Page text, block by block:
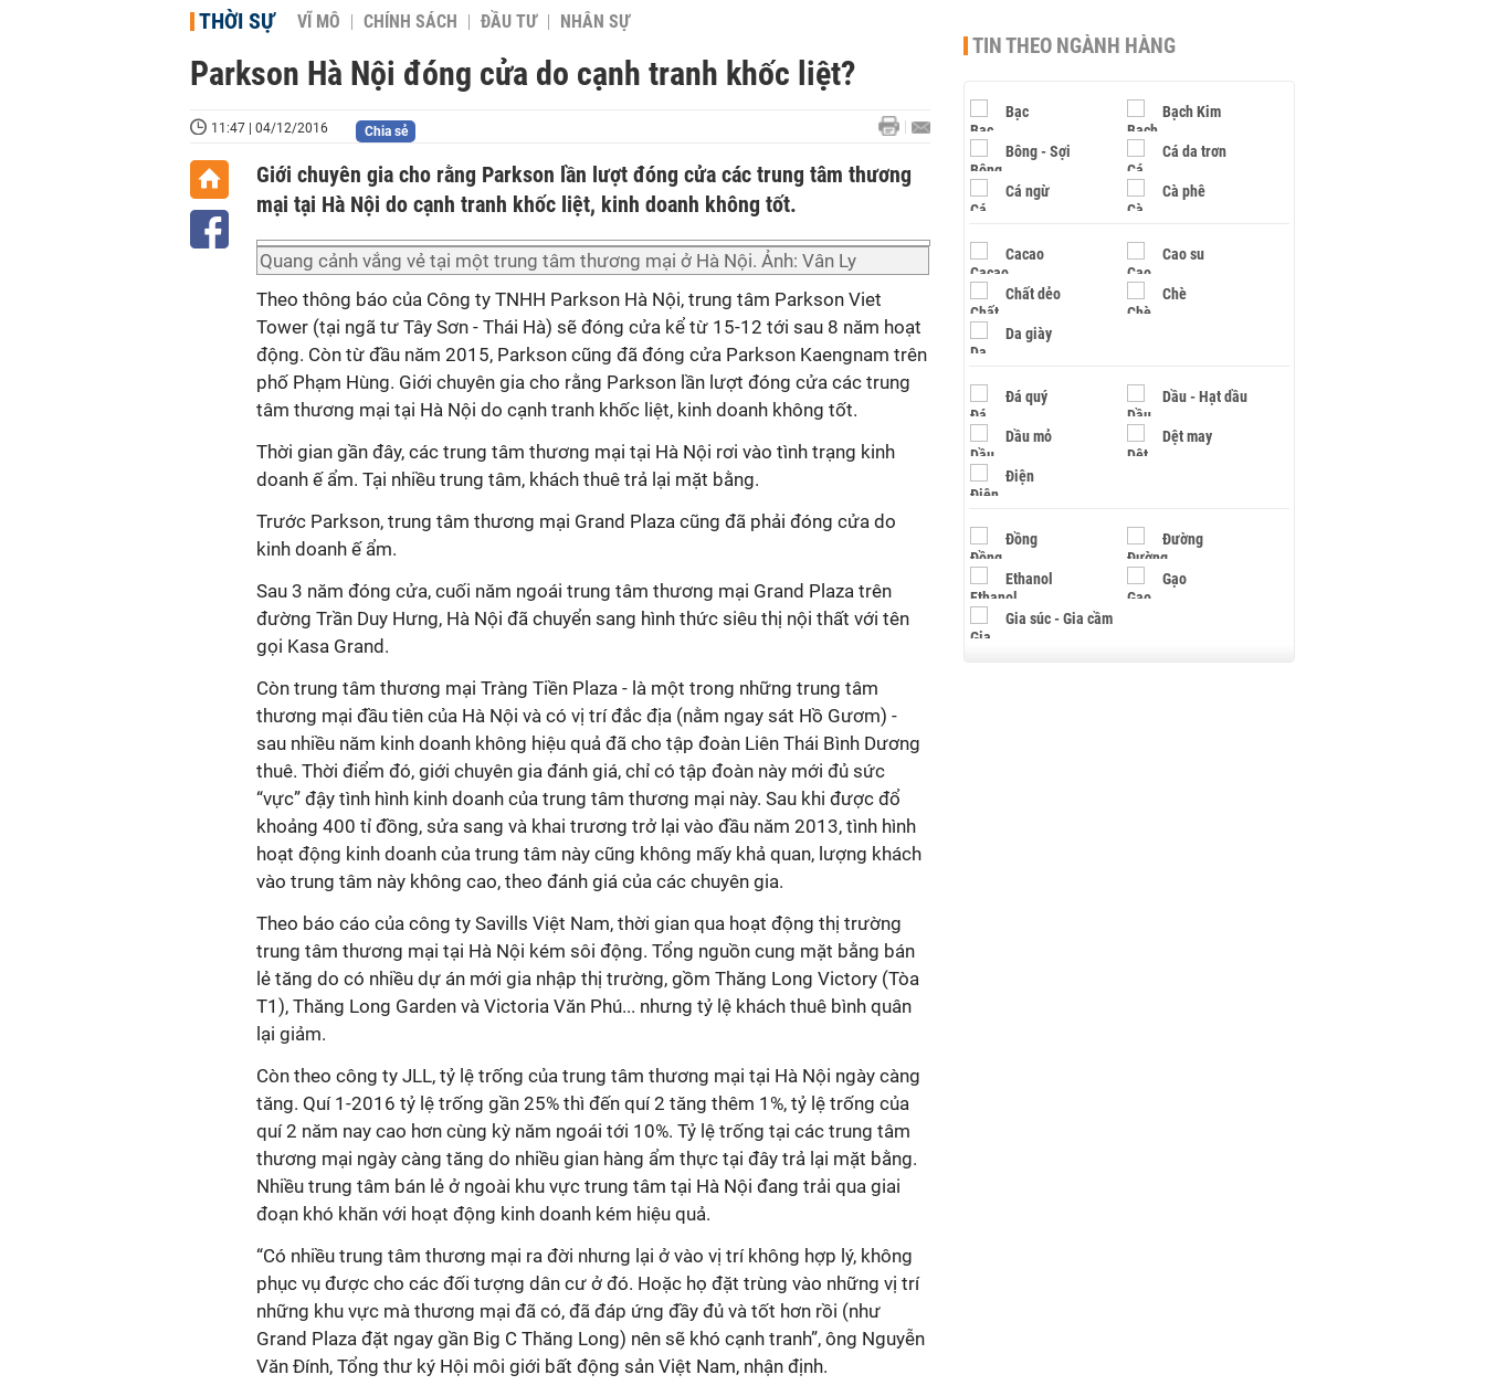
THỜI SỰ VĨ MÔ CHÍNH SÁCH ĐẦU TƯ NHÂN SỰ
Parkson Hà Nội đóng cửa do cạnh tranh khốc liệt?
11:47 | 04/12/2016 Chia sẻ
Giới chuyên gia cho rằng Parkson lần lượt đóng cửa các trung tâm thương
mại tại Hà Nội do cạnh tranh khốc liệt, kinh doanh không tốt.
Quang cảnh vắng vẻ tại một trung tâm thương mại ở Hà Nội. Ảnh: Vân Ly
Theo thông báo của Công ty TNHH Parkson Hà Nội, trung tâm Parkson Viet
Tower (tại ngã tư Tây Sơn - Thái Hà) sẽ đóng cửa kể từ 15-12 tới sau 8 năm hoạt
động. Còn từ đầu năm 2015, Parkson cũng đã đóng cửa Parkson Kaengnam trên
phố Phạm Hùng. Giới chuyên gia cho rằng Parkson lần lượt đóng cửa các trung
tâm thương mại tại Hà Nội do cạnh tranh khốc liệt, kinh doanh không tốt.
Thời gian gần đây, các trung tâm thương mại tại Hà Nội rơi vào tình trạng kinh
doanh ế ẩm. Tại nhiều trung tâm, khách thuê trả lại mặt bằng.
Trước Parkson, trung tâm thương mại Grand Plaza cũng đã phải đóng cửa do
kinh doanh ế ẩm.
Sau 3 năm đóng cửa, cuối năm ngoái trung tâm thương mại Grand Plaza trên
đường Trần Duy Hưng, Hà Nội đã chuyển sang hình thức siêu thị nội thất với tên
gọi Kasa Grand.
Còn trung tâm thương mại Tràng Tiền Plaza - là một trong những trung tâm
thương mại đầu tiên của Hà Nội và có vị trí đắc địa (nằm ngay sát Hồ Gươm) -
sau nhiều năm kinh doanh không hiệu quả đã cho tập đoàn Liên Thái Bình Dương
thuê. Thời điểm đó, giới chuyên gia đánh giá, chỉ có tập đoàn này mới đủ sức
“vực” đậy tình hình kinh doanh của trung tâm thương mại này. Sau khi được đổ
khoảng 400 tỉ đồng, sửa sang và khai trương trở lại vào đầu năm 2013, tình hình
hoạt động kinh doanh của trung tâm này cũng không mấy khả quan, lượng khách
vào trung tâm này không cao, theo đánh giá của các chuyên gia.
Theo báo cáo của công ty Savills Việt Nam, thời gian qua hoạt động thị trường
trung tâm thương mại tại Hà Nội kém sôi động. Tổng nguồn cung mặt bằng bán
lẻ tăng do có nhiều dự án mới gia nhập thị trường, gồm Thăng Long Victory (Tòa
T1), Thăng Long Garden và Victoria Văn Phú... nhưng tỷ lệ khách thuê bình quân
lại giảm.
Còn theo công ty JLL, tỷ lệ trống của trung tâm thương mại tại Hà Nội ngày càng
tăng. Quí 1-2016 tỷ lệ trống gần 25% thì đến quí 2 tăng thêm 1%, tỷ lệ trống của
quí 2 năm nay cao hơn cùng kỳ năm ngoái tới 10%. Tỷ lệ trống tại các trung tâm
thương mại ngày càng tăng do nhiều gian hàng ẩm thực tại đây trả lại mặt bằng.
Nhiều trung tâm bán lẻ ở ngoài khu vực trung tâm tại Hà Nội đang trải qua giai
đoạn khó khăn với hoạt động kinh doanh kém hiệu quả.
“Có nhiều trung tâm thương mại ra đời nhưng lại ở vào vị trí không hợp lý, không
phục vụ được cho các đối tượng dân cư ở đó. Hoặc họ đặt trùng vào những vị trí
những khu vực mà thương mại đã có, đã đáp ứng đầy đủ và tốt hơn rồi (như
Grand Plaza đặt ngay gần Big C Thăng Long) nên sẽ khó cạnh tranh”, ông Nguyễn
Văn Đính, Tổng thư ký Hội môi giới bất động sản Việt Nam, nhận định.
TIN THEO NGÀNH HÀNG
Bạc Bạch Kim
Bông - Sợi Cá da trơn
Cá ngừ Cà phê
Cacao Cao su
Chất dẻo Chè
Da giày
Đá quý Dầu - Hạt dầu
Dầu mỏ Dệt may
Điện
Đồng Đường
Ethanol Gạo
Gia súc - Gia cầm